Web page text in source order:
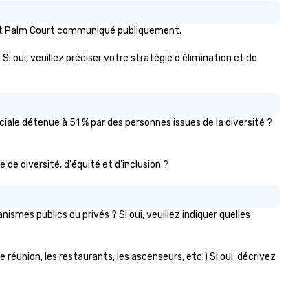
equipment as new
Court communiqué publiquement.
oui, veuillez préciser votre stratégie d'élimination et de
détenue à 51 % par des personnes issues de la diversité ?
de diversité, d'équité et d'inclusion ?
publics ou privés ? Si oui, veuillez indiquer quelles
les restaurants, les ascenseurs, etc.) Si oui, décrivez